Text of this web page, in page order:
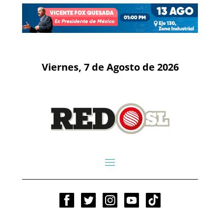
Viernes, 7 de Agosto de 2026